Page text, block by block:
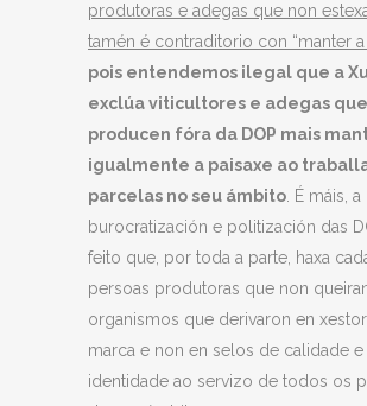
produtoras e adegas que non
tamén é contraditorio con “manter a
pois entendemos ilegal que a
exclúa viticultores e adegas que
producen fóra da DOP mais
igualmente a paisaxe ao
parcelas no seu ámbito . É máis, a
burocratización e politización das
feito que, por toda a parte, haxa
persoas produtoras que non
organismos que derivaron en
marca e non en selos de calidade e
identidade ao servizo de todos os